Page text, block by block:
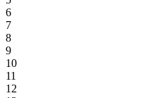
6
7
8
9
10
11
12